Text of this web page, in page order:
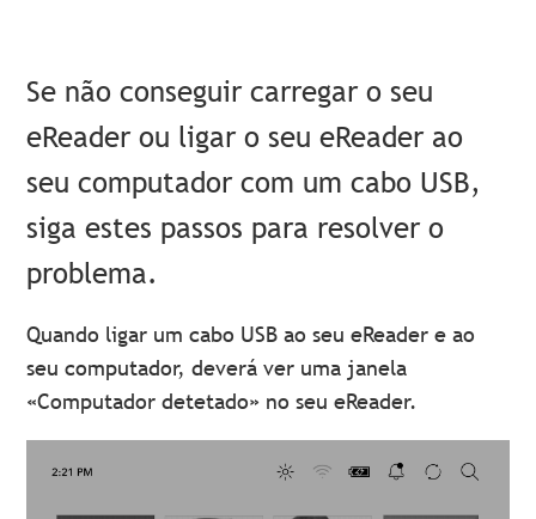
Se não conseguir carregar o seu
eReader ou ligar o seu eReader ao
seu computador com um cabo USB,
siga estes passos para resolver o
problema.
Quando ligar um cabo USB ao seu eReader e ao
seu computador, deverá ver uma janela
«Computador detetado» no seu eReader.